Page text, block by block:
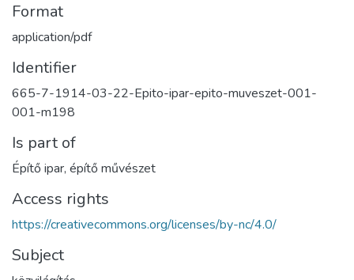
Format
application/pdf
Identifier
665-7-1914-03-22-Epito-ipar-epito-muveszet-001-
001-m198
Is part of
Építő ipar, építő művészet
Access rights
https://creativecommons.org/licenses/by-nc/4.0/
Subject